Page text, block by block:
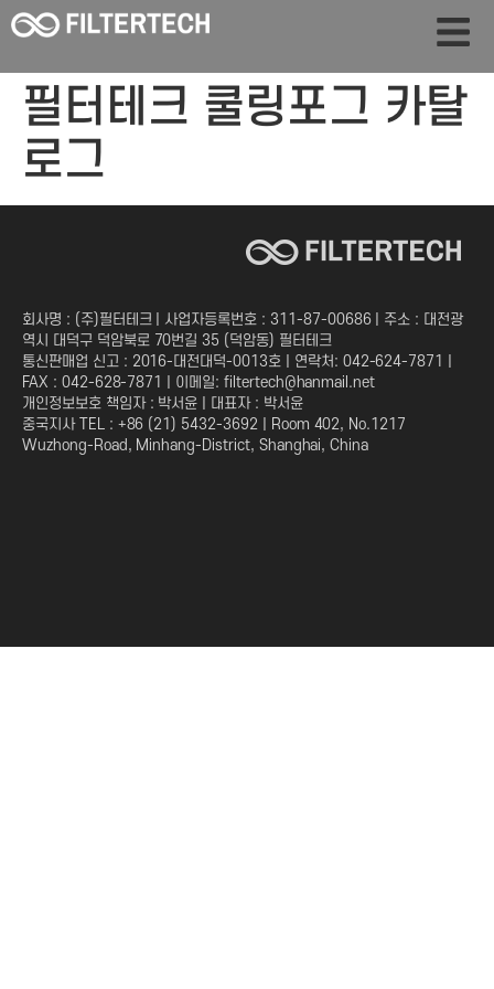
필터테크 쿨링포그 카탈
로그
회사명 : (주)필터테크 | 사업자등록번호 : 311-87-00686 | 주소 : 대전광
역시 대덕구 덕암북로 70번길 35 (덕암동) 필터테크
통신판매업 신고 : 2016-대전대덕-0013호 | 연락처: 042-624-7871 |
FAX : 042-628-7871 | 이메일: filtertech@hanmail.net
개인정보보호 책임자 : 박서윤 | 대표자 : 박서윤
중국지사 TEL : +86 (21) 5432-3692 | Room 402, No.1217
Wuzhong-Road, Minhang-District, Shanghai, China